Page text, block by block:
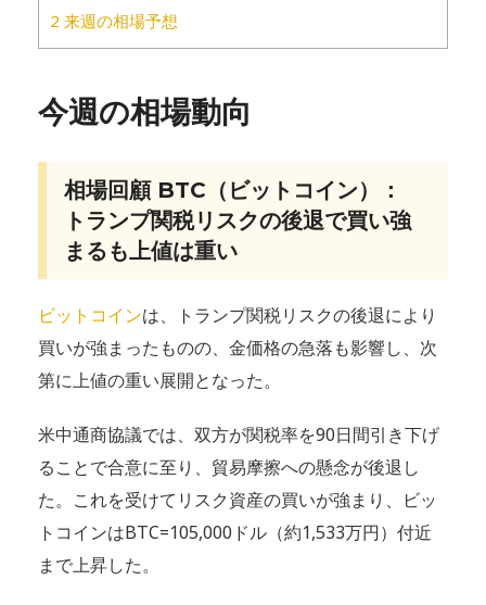
2 来週の相場予想
今週の相場動向
相場回顧 BTC（ビットコイン）：
トランプ関税リスクの後退で買い強
まるも上値は重い
ビットコインは、トランプ関税リスクの後退により
買いが強まったものの、金価格の急落も影響し、次
第に上値の重い展開となった。
米中通商協議では、双方が関税率を90日間引き下げ
ることで合意に至り、貿易摩擦への懸念が後退し
た。これを受けてリスク資産の買いが強まり、ビッ
トコインはBTC=105,000ドル（約1,533万円）付近
まで上昇した。